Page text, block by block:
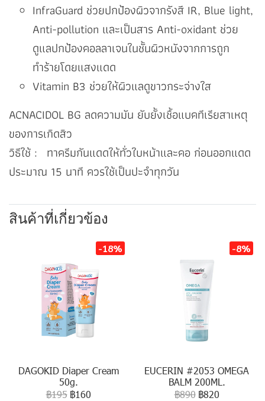
InfraGuard ช่วยปกป้องผิวจากรังสี IR, Blue light,
Anti-pollution และเป็นสาร Anti-oxidant ช่วย
ดูแลปกป้องคอลลาเจนในชั้นผิวหนังจากการถูก
ทำร้ายโดยแสงแดด
Vitamin B3 ช่วยให้ผิวแลดูขาวกระจ่างใส
ACNACIDOL BG ลดความมัน ยับยั้งเชื้อแบคทีเรียสาเหตุ
ของการเกิดสิว
วิธีใช้ : ทาครีมกันแดดให้ทั่วใบหน้าและคอ ก่อนออกแดด
ประมาณ 15 นาที ควรใช้เป็นปะจำทุกวัน
สินค้าที่เกี่ยวข้อง
-18%
DAGOKID Diaper Cream
50g.
฿195 ฿160
-8%
EUCERIN #2053 OMEGA
BALM 200ML.
฿890 ฿820